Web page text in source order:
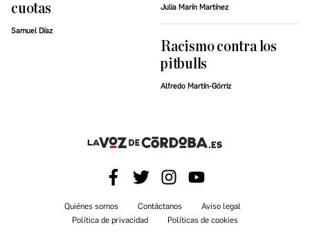
cuotas
Samuel Díaz
Julia Marín Martínez
Racismo contra los
pitbulls
Alfredo Martín-Górriz
Quiénes somos Contáctanos
Aviso legal
Política de privacidad
Políticas de cookies